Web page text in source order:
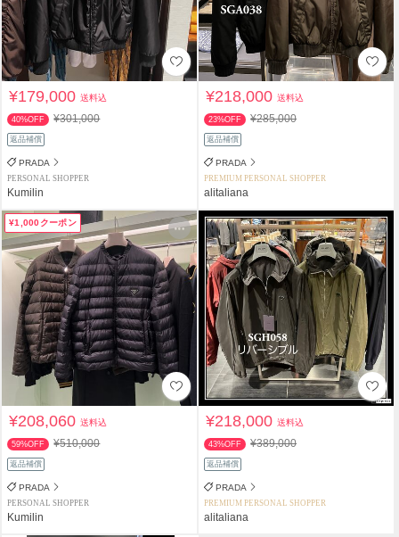
¥179,000送料込
40%OFF ¥301,000
返品補償
PRADA
PERSONAL SHOPPER
Kumilin
¥218,000送料込
23%OFF ¥285,000
返品補償
PRADA
PREMIUM PERSONAL SHOPPER
alitaliana
¥1,000クーポン
¥208,060送料込
59%OFF ¥510,000
返品補償
PRADA
PERSONAL SHOPPER
Kumilin
¥218,000送料込
43%OFF ¥389,000
返品補償
PRADA
PREMIUM PERSONAL SHOPPER
alitaliana